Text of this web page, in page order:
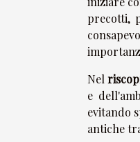
precotti,
Nel
e
evitando
antiche